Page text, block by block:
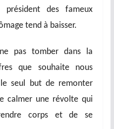
des fameux
tend à baisser.
pas tomber dans la
que souhaite nous
le seul but de remonter
calmer une révolte qui
corps et de se